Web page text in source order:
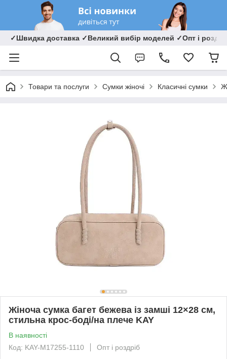
✓Швидка доставка ✓Великий вибір моделей ✓Опт і
Товари та послуги Сумки жіночі Класичні сумки
Жіноча сумка багет бежева із замші 12×28 см,
стильна крос-боді/на плече KAY
В наявності
Код: KAY-M17255-1110
Опт і роздріб